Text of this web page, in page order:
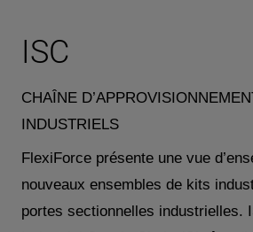
ISC
CHAÎNE
INDUSTRIELS
FlexiForce présente une vue
nouveaux ensembles de kits
portes sectionnelles industrielles.